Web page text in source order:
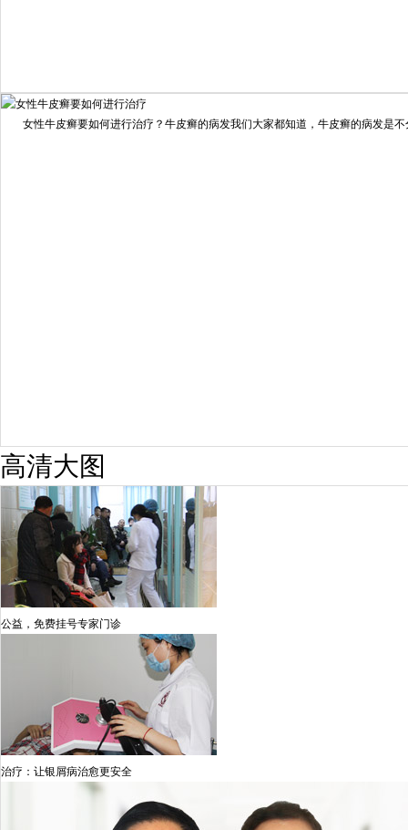
我要咨询 我要预约
女性牛皮癣要如何进行治疗？牛皮癣的病发我们大家都知道，牛皮癣的病发是不
高清大图
公益，免费挂号专家门诊
治疗：让银屑病治愈更安全